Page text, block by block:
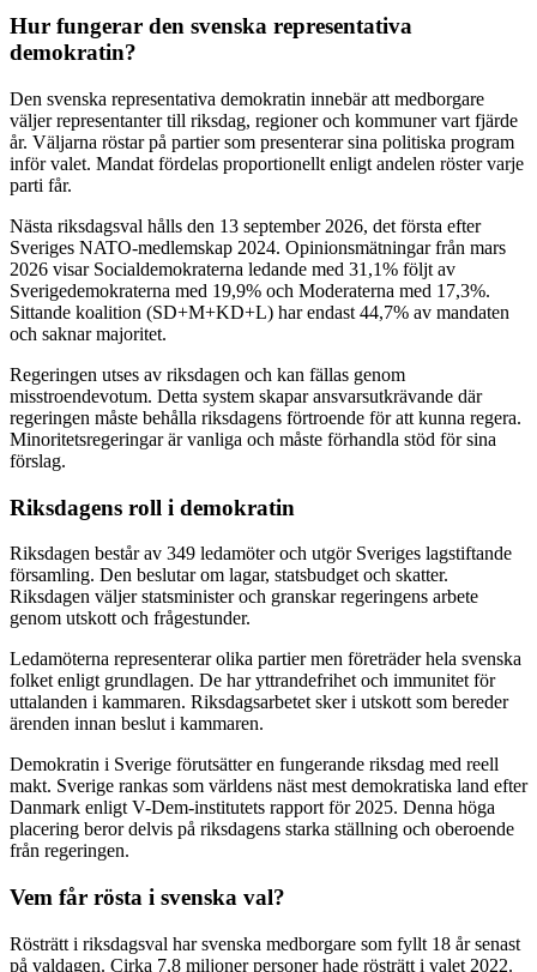
Hur fungerar den svenska representativa
demokratin?
Den svenska representativa demokratin innebär att medborgare
väljer representanter till riksdag, regioner och kommuner vart fjärde
år. Väljarna röstar på partier som presenterar sina politiska program
inför valet. Mandat fördelas proportionellt enligt andelen röster varje
parti får.
Nästa riksdagsval hålls den 13 september 2026, det första efter
Sveriges NATO-medlemskap 2024. Opinionsmätningar från mars
2026 visar Socialdemokraterna ledande med 31,1% följt av
Sverigedemokraterna med 19,9% och Moderaterna med 17,3%.
Sittande koalition (SD+M+KD+L) har endast 44,7% av mandaten
och saknar majoritet.
Regeringen utses av riksdagen och kan fällas genom
misstroendevotum. Detta system skapar ansvarsutkrävande där
regeringen måste behålla riksdagens förtroende för att kunna regera.
Minoritetsregeringar är vanliga och måste förhandla stöd för sina
förslag.
Riksdagens roll i demokratin
Riksdagen består av 349 ledamöter och utgör Sveriges lagstiftande
församling. Den beslutar om lagar, statsbudget och skatter.
Riksdagen väljer statsminister och granskar regeringens arbete
genom utskott och frågestunder.
Ledamöterna representerar olika partier men företräder hela svenska
folket enligt grundlagen. De har yttrandefrihet och immunitet för
uttalanden i kammaren. Riksdagsarbetet sker i utskott som bereder
ärenden innan beslut i kammaren.
Demokratin i Sverige förutsätter en fungerande riksdag med reell
makt. Sverige rankas som världens näst mest demokratiska land efter
Danmark enligt V-Dem-institutets rapport för 2025. Denna höga
placering beror delvis på riksdagens starka ställning och oberoende
från regeringen.
Vem får rösta i svenska val?
Rösträtt i riksdagsval har svenska medborgare som fyllt 18 år senast
på valdagen. Cirka 7,8 miljoner personer hade rösträtt i valet 2022.